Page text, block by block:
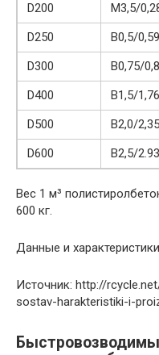
D200
M3,5/
D250
B0,5/0,59
D300
B0,75/
D400
B1,5/1,76
D500
B2,0/2,35
D600
B2,5/2.93
Вес 1 м³
600 кг.
Данные и
Источник: http://
sostav-harakteristiki-i-